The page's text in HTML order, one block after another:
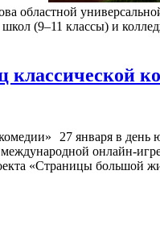
(9–11 классы) и
классической
27 января в день
онлайн-
«Страницы большой